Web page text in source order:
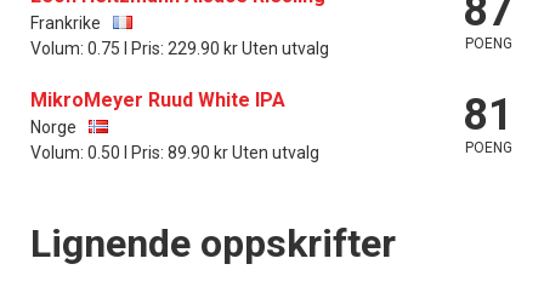
Frankrike
Volum: 0.75 l Pris: 229.90 kr Uten utvalg
87
POENG
MikroMeyer Ruud White IPA
Norge
Volum: 0.50 l Pris: 89.90 kr Uten utvalg
81
POENG
Lignende oppskrifter